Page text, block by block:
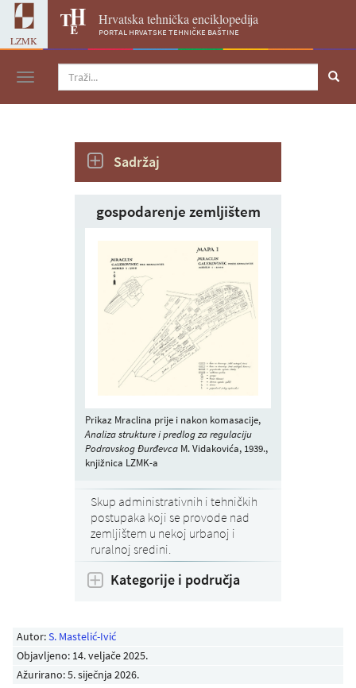
LZMK
Hrvatska tehnička enciklopedija
portal hrvatske tehničke baštine
Navigacija
Autor:S. Mastelić-Ivić
Objavljeno: 14. veljače 2025.
Ažurirano: 5. siječnja 2026.
Sadržaj
gospodarenje zemljištem
Prikaz Mraclina prije i nakon komasacije,
Analiza strukture i predlog za regulaciju
Podravskog Đurđevca M. Vidakovića, 1939.,
knjižnica LZMK-a
Skup administrativnih i tehničkih
postupaka koji se provode nad
zemljištem u nekoj urbanoj i
ruralnoj sredini.
Kategorije i područja